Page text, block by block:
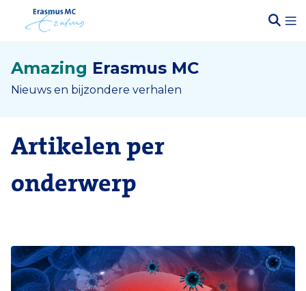
Amazing Erasmus MC
Nieuws en bijzondere verhalen
Artikelen per
onderwerp